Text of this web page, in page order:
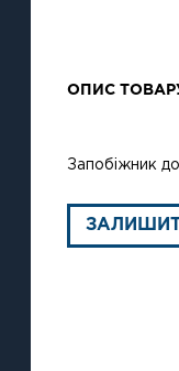
ОПИС
Запобіжник